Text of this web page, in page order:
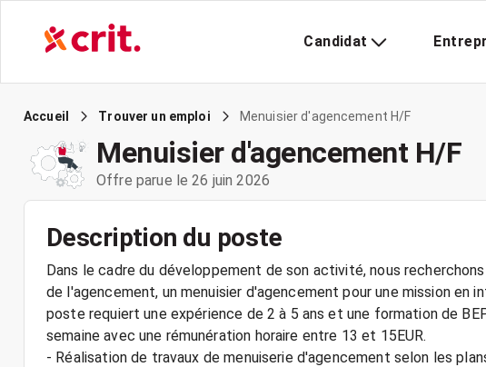
Candidat
Accueil Trouver un emploi Menuisier d'agencement H/F
Menuisier d'agencement H/F
Offre parue le 26 juin 2026
Description du poste
Dans le cadre du développement de son activité, nous
de l'agencement, un menuisier d'agencement pour une mission en
poste requiert une expérience de 2 à 5 ans et une formation de
semaine avec une rémunération horaire entre 13 et 15EUR.
- Réalisation de travaux de menuiserie d'agencement selon les